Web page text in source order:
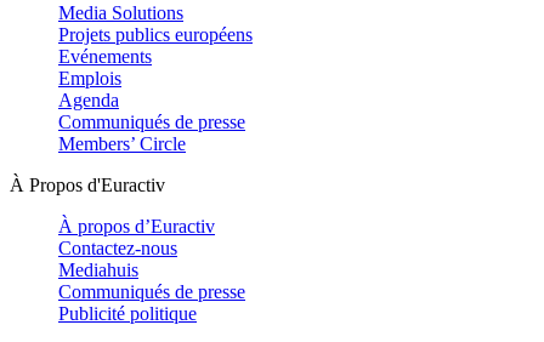
Media Solutions
Projets publics européens
Evénements
Emplois
Agenda
Communiqués de presse
Members’ Circle
À Propos d'Euractiv
À propos d’Euractiv
Contactez-nous
Mediahuis
Communiqués de presse
Publicité politique